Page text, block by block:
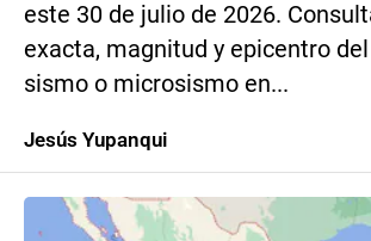
este 30 de julio de 2026.
exacta, magnitud y epicentro
sismo o microsismo en...
Jesús Yupanqui